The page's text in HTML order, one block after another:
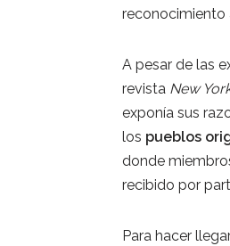
reconocimiento
A pesar de las
revista New
exponía sus
los pueblos
donde
recibido por
Para hacer